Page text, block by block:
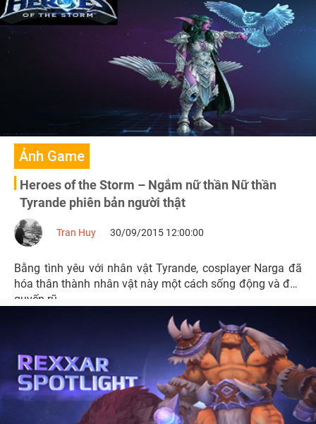
Ảnh Game
Heroes of the Storm – Ngắm nữ thần Nữ thần
Tyrande phiên bản người thật
Tran Huy 30/09/2015 12:00:00
Bằng tình yêu với nhân vật Tyrande, cosplayer Narga đã
hóa thân thành nhân vật này một cách sống động và đầy
quyến rũ.